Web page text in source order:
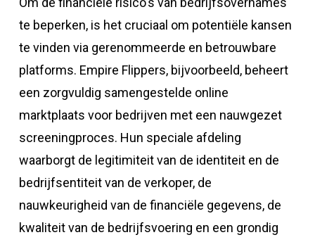
te beperken, is het cruciaal om potentiële kansen
te vinden via gerenommeerde en betrouwbare
platforms. Empire Flippers, bijvoorbeeld, beheert
een zorgvuldig samengestelde online
marktplaats voor bedrijven met een nauwgezet
screeningproces. Hun speciale afdeling
waarborgt de legitimiteit van de identiteit en de
bedrijfsentiteit van de verkoper, de
nauwkeurigheid van de financiële gegevens, de
kwaliteit van de bedrijfsvoering en een grondig